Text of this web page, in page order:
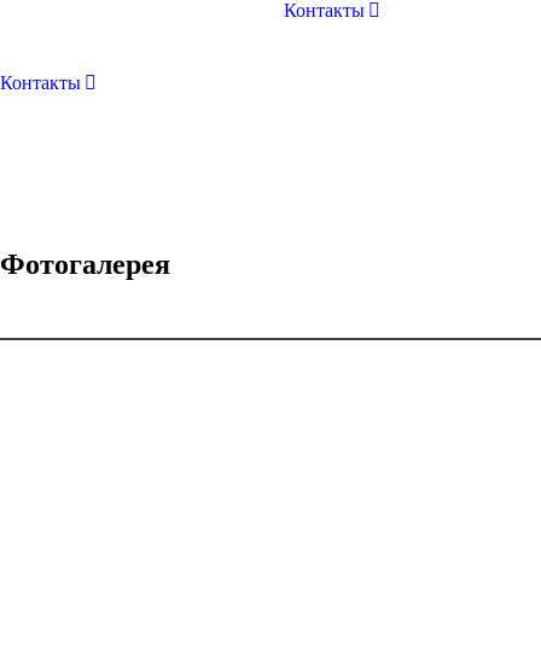
Контакты
Контакты
Фотогалерея